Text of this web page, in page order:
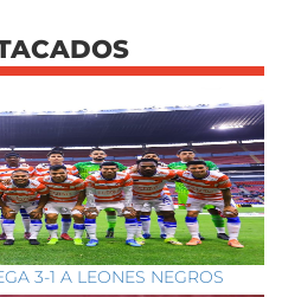
3-1 A LEONES NEGROS